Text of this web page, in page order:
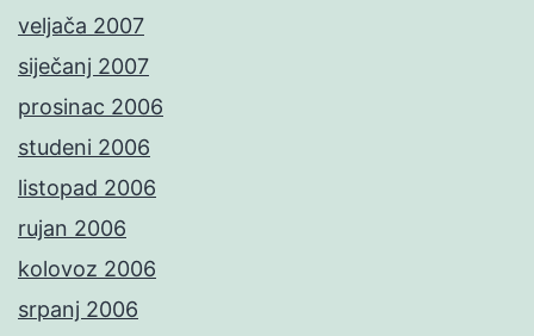
veljača 2007
siječanj 2007
prosinac 2006
studeni 2006
listopad 2006
rujan 2006
kolovoz 2006
srpanj 2006